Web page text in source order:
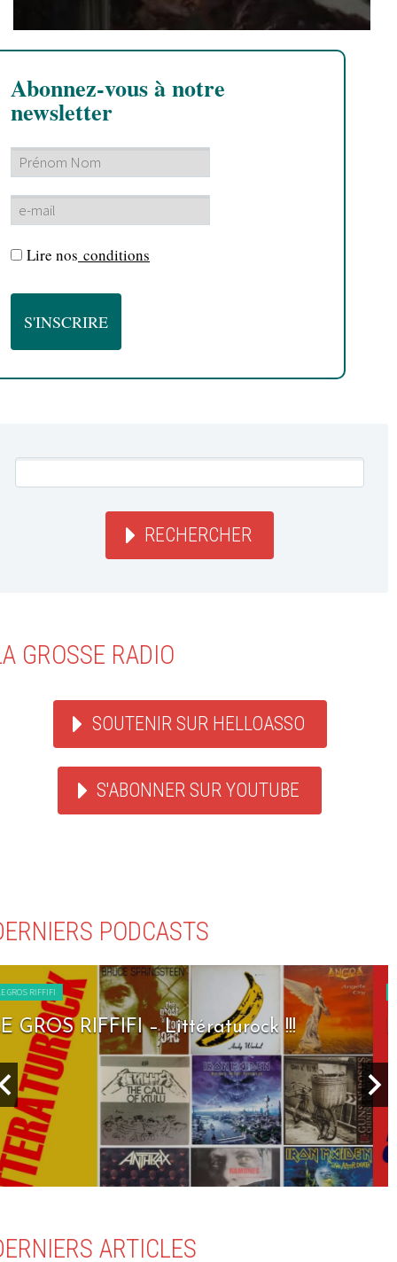
Abonnez-vous à notre
newsletter
Lire nos conditions
RECHERCHER
GROSSE RADIO
SOUTENIR SUR HELLOASSO
S'ABONNER SUR YOUTUBE
PODCASTS
LE GROS RIFFIFI
LE GROS RIFFIFI – Seven Days To Rock !!!
ARTICLES